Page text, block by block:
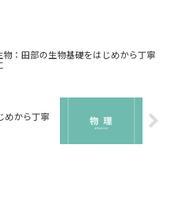
物：田部の生物基礎をはじめから丁寧
めから丁寧